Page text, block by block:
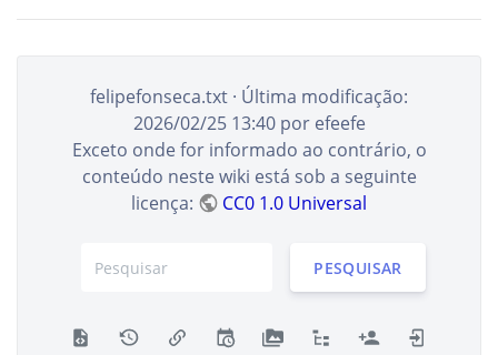
felipefonseca.txt · Última modificação:
2026/02/25 13:40por efeefe
Exceto onde for informado ao contrário, o
conteúdo neste wiki está sob a seguinte
licença:
CC0 1.0 Universal
PESQUISAR